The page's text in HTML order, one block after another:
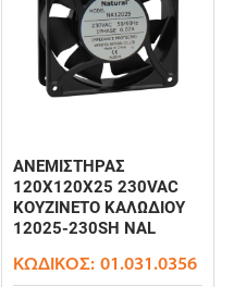
ΑΝΕΜΙΣΤΗΡΑΣ
120X120X25 230VAC
ΚΟΥΖΙΝΕΤΟ ΚΑΛΩΔΙΟΥ
12025-230SH NAL
ΚΩΔΙΚΌΣ: 01.031.0356